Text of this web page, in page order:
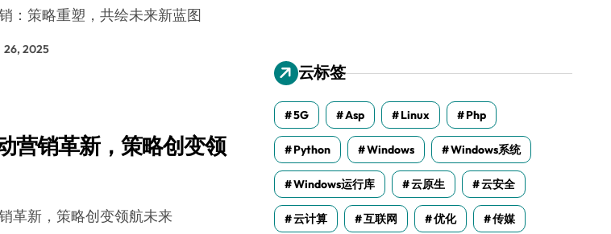
销：策略重塑，共绘未来新蓝图
26, 2025
营销革新，策略创变领
销革新，策略创变领航未来
云标签
5G Asp Linux Php
Python Windows Windows系统
Windows运行库 云原生 云安全
云计算 互联网 优化 传媒